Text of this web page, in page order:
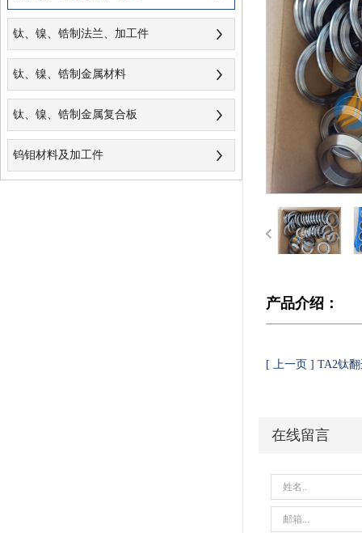
钛、镍、锆制法兰、加工件
钛、镍、锆制金属材料
钛、镍、锆制金属复合板
钨钼材料及加工件
产品介绍：
[ 上一页 ] TA2钛
在线留言